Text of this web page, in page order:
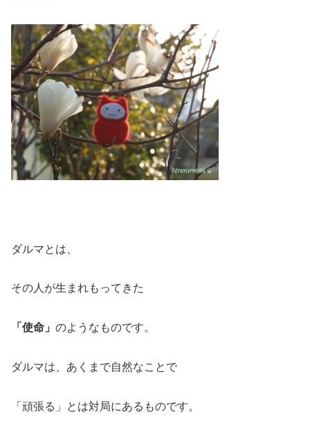
ダルマとは、
その人が生まれもってきた
「使命」 のようなものです。
ダルマは、あくまで自然なことで
「頑張る」とは対局にあるものです。